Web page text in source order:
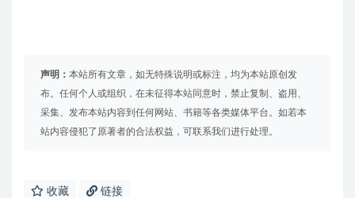
声明： 本站所有文章，如无特殊说明或标注，均为本站原创发
布。任何个人或组织，在未征得本站同意时，禁止复制、盗用、
采集、发布本站内容到任何网站、书籍等各类媒体平台。如若本
站内容侵犯了原著者的合法权益，可联系我们进行处理。
收藏 链接